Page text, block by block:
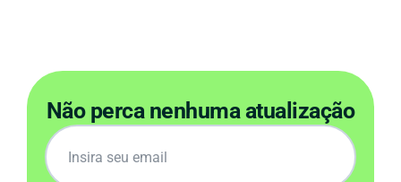
Não perca nenhuma atualização